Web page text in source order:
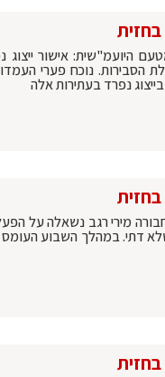
היועמ"שית: אישור ייצוג
הסבירות. נוכח פערי
נפרד בעתירות אלה
מירי רגב נשאלה על
דתי. במהלך השבוע העומס